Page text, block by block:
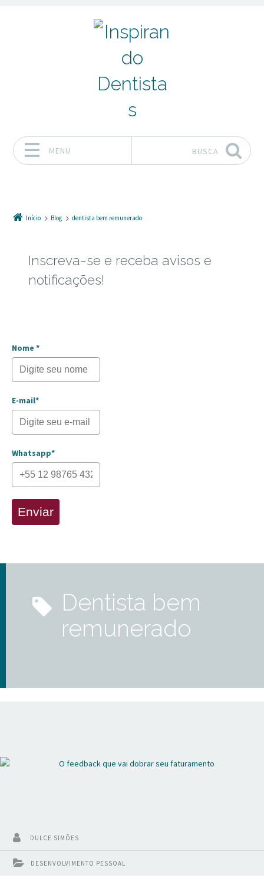
MENU BUSCA
Início Blog dentista bem remunerado
Inscreva-se e receba avisos e
notificações!
Nome *
E-mail*
Whatsapp*
Enviar
dentista bem
remunerado
DESENVOLVIMENTO PESSOAL
DULCE SIMÕES